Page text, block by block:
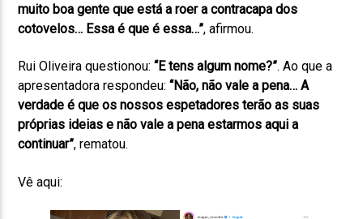
muito boa gente que está a roer a contracapa dos
cotovelos… Essa é que é essa…”, afirmou.
Rui Oliveira questionou:“E tens algum nome?”. Ao que a
apresentadora respondeu: “Não, não vale a pena… A
verdade é que os nossos espetadores terão as suas
próprias ideias e não vale a pena estarmos aqui a
continuar”, rematou.
Vê aqui: